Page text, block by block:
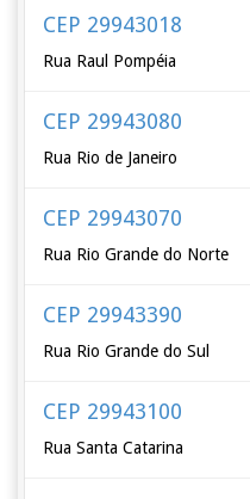
CEP 29943018
Rua Raul Pompéia
CEP 29943080
Rua Rio de Janeiro
CEP 29943070
Rua Rio Grande do Norte
CEP 29943390
Rua Rio Grande do Sul
CEP 29943100
Rua Santa Catarina